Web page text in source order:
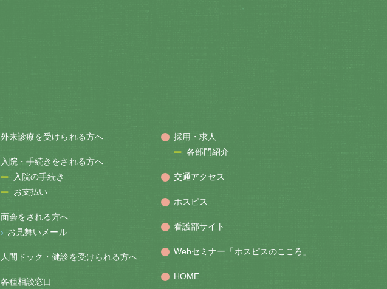
外来診療を受けられる方へ
入院・手続きをされる方へ
入院の手続き
お支払い
面会をされる方へ
お見舞いメール
人間ドック・健診を受けられる方へ
各種相談窓口
採用・求人
各部門紹介
交通アクセス
ホスピス
看護部サイト
Webセミナー「ホスピスのこころ」
HOME